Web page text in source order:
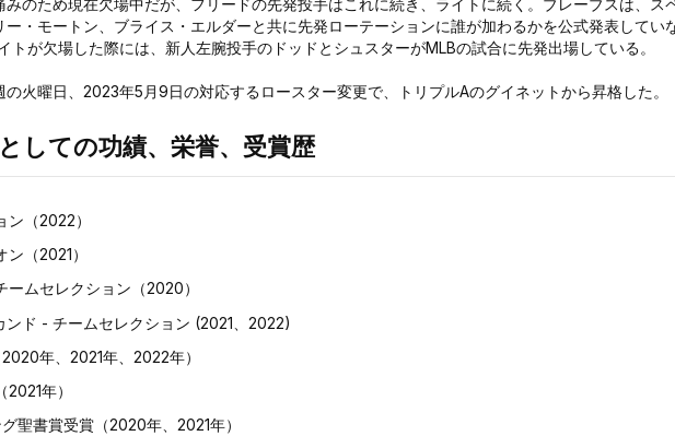
みのため現在欠場中だが、フリードの先発投手はこれに続き、ライトに続く。ブレーブスは、ス
・モートン、ブライス・エルダーと共に先発ローテーションに誰が加わるかを公式発表してい
トが欠場した際には、新人左腕投手のドッドとシュスターがMLBの試合に先発出場している。
の火曜日、2023年5月9日の対応するロースター変更で、トリプルAのグイネットから昇格した。
しての功績、栄誉、受賞歴
（2022）
（2021）
ムセレクション（2020）
ド - チームセレクション (2021、2022)
年、2021年、2022年）
年）
聖書賞受賞（2020年、2021年）